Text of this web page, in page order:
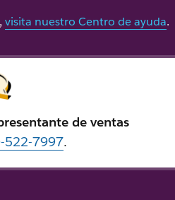
visita nuestro Centro de ayuda.
de ventas
522-7997.